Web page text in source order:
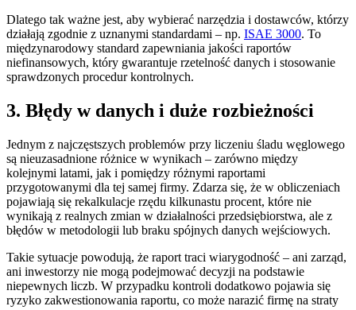
Dlatego tak ważne jest, aby wybierać narzędzia i dostawców, którzy
działają zgodnie z uznanymi standardami – np. ISAE 3000. To
międzynarodowy standard zapewniania jakości raportów
niefinansowych, który gwarantuje rzetelność danych i stosowanie
sprawdzonych procedur kontrolnych.
3. Błędy w danych i duże rozbieżności
Jednym z najczęstszych problemów przy liczeniu śladu węglowego
są nieuzasadnione różnice w wynikach – zarówno między
kolejnymi latami, jak i pomiędzy różnymi raportami
przygotowanymi dla tej samej firmy. Zdarza się, że w obliczeniach
pojawiają się rekalkulacje rzędu kilkunastu procent, które nie
wynikają z realnych zmian w działalności przedsiębiorstwa, ale z
błędów w metodologii lub braku spójnych danych wejściowych.
Takie sytuacje powodują, że raport traci wiarygodność – ani zarząd,
ani inwestorzy nie mogą podejmować decyzji na podstawie
niepewnych liczb. W przypadku kontroli dodatkowo pojawia się
ryzyko zakwestionowania raportu, co może narazić firmę na straty